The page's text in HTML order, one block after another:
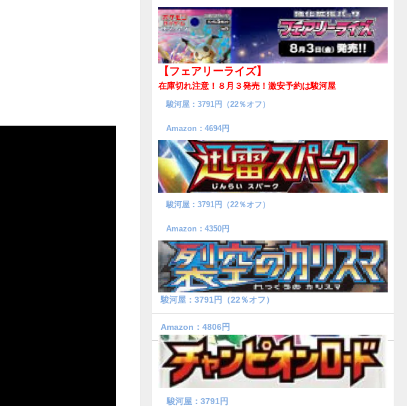
【フェアリーライズ】
在庫切れ注意！８月３発売！ 激安予約は駿河屋
駿河屋：3791円（22％オフ）
Amazon：4694円
駿河屋：3791円（22％オフ）
Amazon：4350円
駿河屋：3791円（22％オフ）
Amazon：4806円
駿河屋：3791円